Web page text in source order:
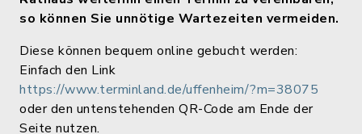
so können Sie unnötige Wartezeiten vermeiden.
Diese können bequem online gebucht werden:
Einfach den Link
https://www.terminland.de/uffenheim/?m=38075
oder den untenstehenden QR-Code am Ende der
Seite nutzen.